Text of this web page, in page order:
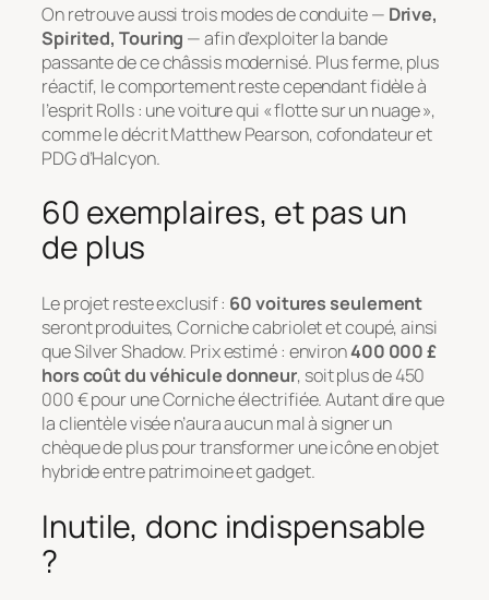
On retrouve aussi trois modes de conduite — Drive,
Spirited, Touring — afin d’exploiter la bande
passante de ce châssis modernisé. Plus ferme, plus
réactif, le comportement reste cependant fidèle à
l’esprit Rolls : une voiture qui « flotte sur un nuage »,
comme le décrit Matthew Pearson, cofondateur et
PDG d’Halcyon.
60 exemplaires, et pas un
de plus
Le projet reste exclusif : 60 voitures seulement
seront produites, Corniche cabriolet et coupé, ainsi
que Silver Shadow. Prix estimé : environ400 000 £
hors coût du véhicule donneur, soit plus de 450
000 € pour une Corniche électrifiée. Autant dire que
la clientèle visée n’aura aucun mal à signer un
chèque de plus pour transformer une icône en objet
hybride entre patrimoine et gadget.
Inutile, donc indispensable
?